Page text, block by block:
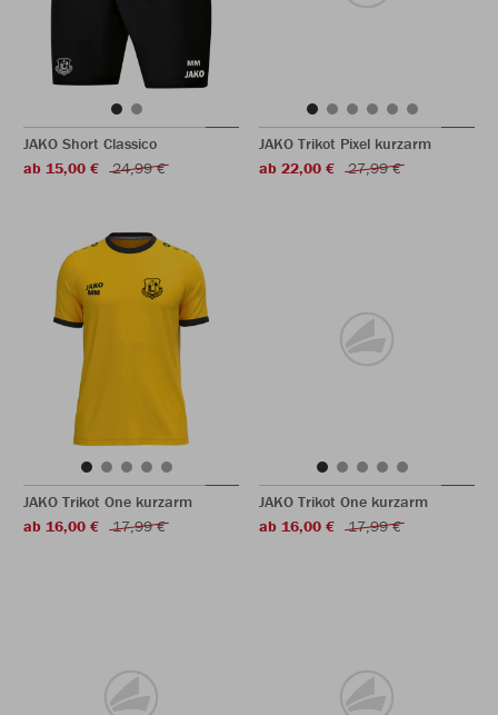
JAKO Short Classico
ab 15,00 €
24,99 €
JAKO Trikot Pixel kurzarm
ab 22,00 €
27,99 €
JAKO Trikot One kurzarm
ab 16,00 €
17,99 €
JAKO Trikot One kurzarm
ab 16,00 €
17,99 €